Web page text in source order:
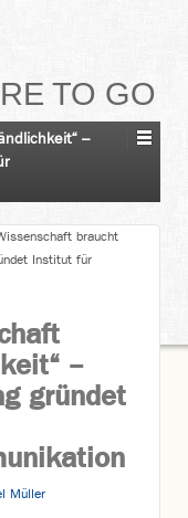
TO GO
–
braucht
Institut für
–
gründet
Müller